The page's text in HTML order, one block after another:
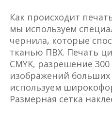
Как происходит
мы используем
чернила, которые
тканью ПВХ. Печать
CMYK, разрешение
изображений
используем
Размерная сетка